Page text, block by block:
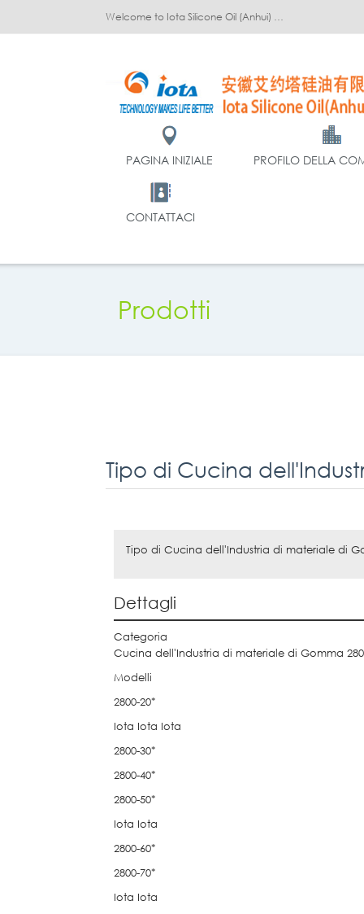
Welcome to Iota Silicone Oil (Anhui) Co., Ltd.!
PAGINA INIZIALE PROFILO DELLA
CONTATTACI
Prodotti
Tipo di Cucina dell'Industria di materiale di
Dettagli
Categoria
Cucina dell'Industria di materiale di Gomma
Modelli
2800-20*
Iota Iota Iota
2800-30*
2800-40*
2800-50*
Iota Iota
2800-60*
2800-70*
Iota Iota